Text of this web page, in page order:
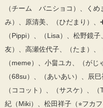
（チーム バニショコ）、くめ
み）、原清美、（ひだまり）、
（Pippi）、（Lisa）、松野鏡
友）、高瀬佐代子、（たま）
（meme）、小畠ユカ、（がじ
（68su）、（あいあい）、辰
（ココット）、（サスケ）、
紀（Miki）、松田祥子（⭐︎フカ